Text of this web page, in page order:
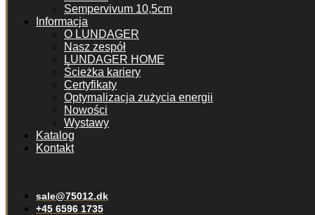
Sempervivum 10,5cm
Informacja
O LUNDAGER
Nasz zespół
LUNDAGER HOME
Ścieżka kariery
Certyfikaty
Optymalizacja zużycia energii
Nowości
Wystawy
Katalog
Kontakt
sale@75012.dk
+45 6596 1735